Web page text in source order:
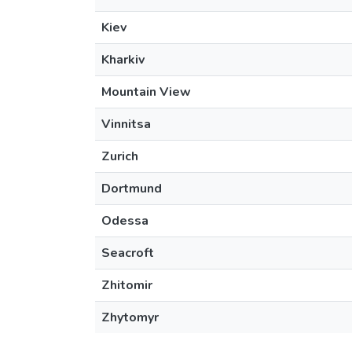
Kiev
Kharkiv
Mountain View
Vinnitsa
Zurich
Dortmund
Odessa
Seacroft
Zhitomir
Zhytomyr